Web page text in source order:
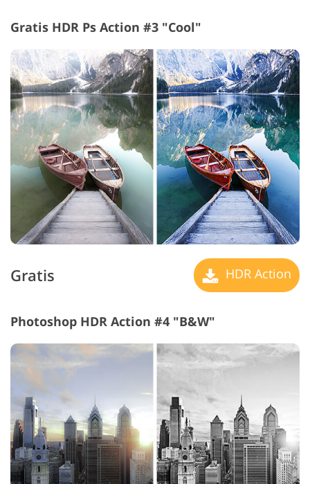
Gratis HDR Ps Action #3 "Cool"
Gratis HDR Action
Photoshop HDR Action #4 "B&W"